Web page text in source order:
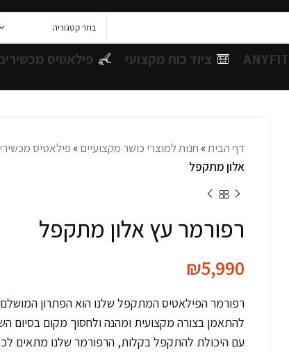
בחר קטגוריה
ANYFIT ציוד כוח מקצועי
פילאטיס
דף הבית» חנות למוצרי כושר מקצועיים» פילאטיס
אלון מתקפל
רפורמר עץ אלון מתקפל
₪5,990
רפורמר הפילאטיס המתקפל שלנו הוא הפתרון
להתאמן בצורה מקצועית ומהנה ולחסוך מקום בסיום
עם היכולת להתקפל בקלות, הרפורמר שלנו מתאים